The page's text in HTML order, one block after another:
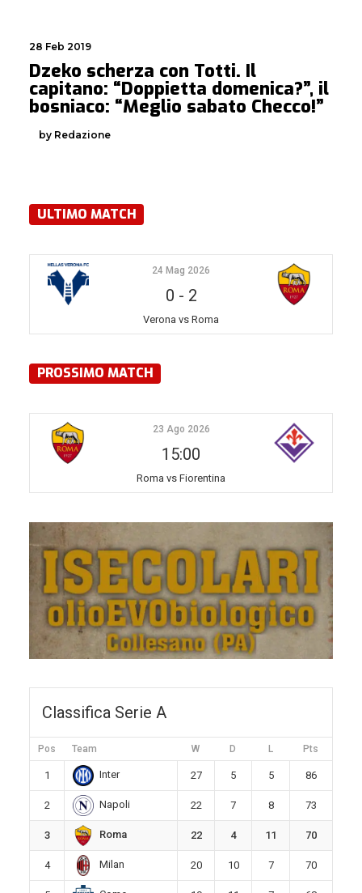
28 Feb 2019
Dzeko scherza con Totti. Il
capitano: “Doppietta domenica?”, il
bosniaco: “Meglio sabato Checco!”
by Redazione
ULTIMO MATCH
24 Mag 2026
0 - 2
Verona vs Roma
PROSSIMO MATCH
23 Ago 2026
15:00
Roma vs Fiorentina
Classifica Serie A
Pos Team W D L Pts
1 Inter 27 5 5 86
2 Napoli 22 7 8 73
3 Roma 22 4 11 70
4 Milan 20 10 7 70